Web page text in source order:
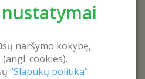
naršymo kokybę,
cookies).
"Slapukų politika".